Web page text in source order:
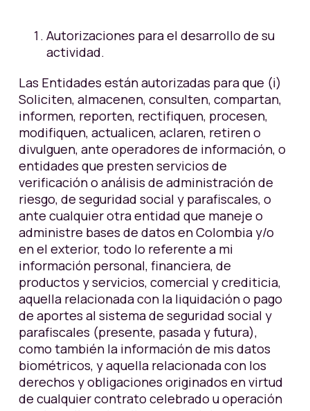
Autorizaciones para el desarrollo de su
actividad.
Las Entidades están autorizadas para que (i)
Soliciten, almacenen, consulten, compartan,
informen, reporten, rectifiquen, procesen,
modifiquen, actualicen, aclaren, retiren o
divulguen, ante operadores de información, o
entidades que presten servicios de
verificación o análisis de administración de
riesgo, de seguridad social y parafiscales, o
ante cualquier otra entidad que maneje o
administre bases de datos en Colombia y/o
en el exterior, todo lo referente a mi
información personal, financiera, de
productos y servicios, comercial y crediticia,
aquella relacionada con la liquidación o pago
de aportes al sistema de seguridad social y
parafiscales (presente, pasada y futura),
como también la información de mis datos
biométricos, y aquella relacionada con los
derechos y obligaciones originados en virtud
de cualquier contrato celebrado u operación